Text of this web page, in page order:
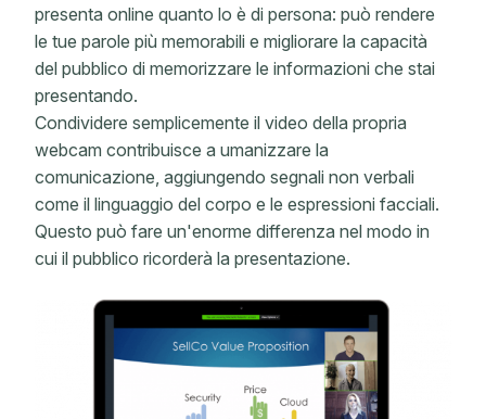
presenta online quanto lo è di persona: può rendere
le tue parole più memorabili e migliorare la capacità
del pubblico di memorizzare le informazioni che stai
presentando.
Condividere semplicemente il video della propria
webcam contribuisce a umanizzare la
comunicazione, aggiungendo segnali non verbali
come il linguaggio del corpo e le espressioni facciali.
Questo può fare un'enorme differenza nel modo in
cui il pubblico ricorderà la presentazione.